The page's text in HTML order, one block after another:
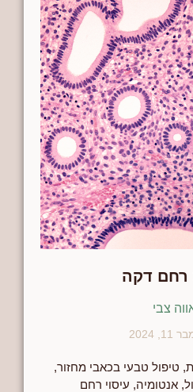
רחם דקה
צבי
2024
, טיפול טבעי בכאבי מחזור,
,אנטומיה, עיסוי רחם